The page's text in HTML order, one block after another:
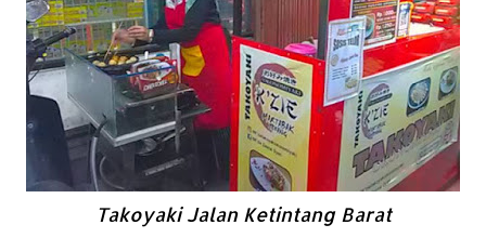
Takoyaki Jalan Ketintang Barat